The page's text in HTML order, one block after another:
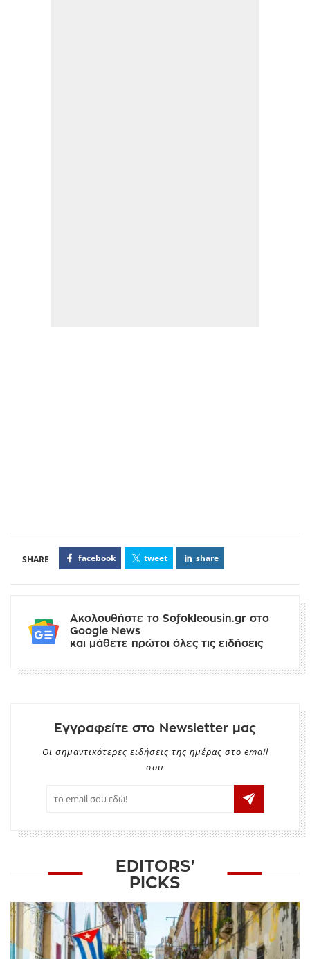
facebook tweet share
Ακολουθήστε το Sofokleousin.gr στο
Google News
και μάθετε πρώτοι όλες τις ειδήσεις
Εγγραφείτε στο Newsletter μας
Οι σημαντικότερες ειδήσεις της ημέρας στο email
σου
EDITORS'
PICKS